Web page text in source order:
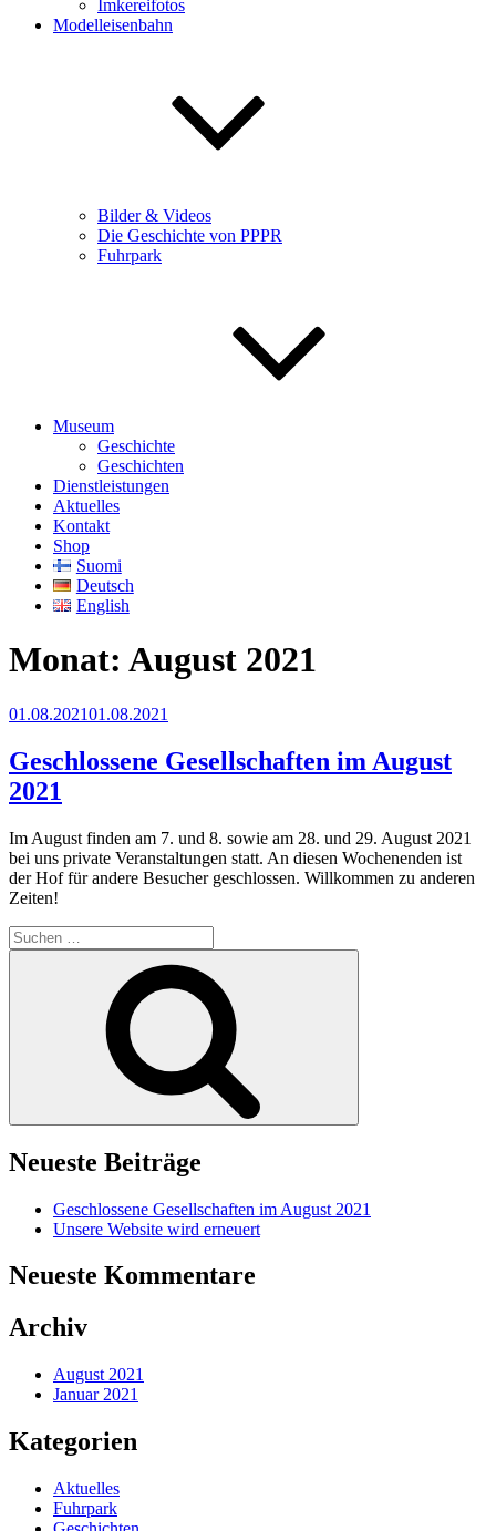
Imkereifotos
Modelleisenbahn
Bilder & Videos
Die Geschichte von PPPR
Fuhrpark
Museum
Geschichte
Geschichten
Dienstleistungen
Aktuelles
Kontakt
Shop
Suomi
Deutsch
English
Monat: August 2021
Veröffentlicht
01.08.202101.08.2021
Geschlossene Gesellschaften im August
2021
Im August finden am 7. und 8. sowie am 28. und 29. August 2021
bei uns private Veranstaltungen statt. An diesen Wochenenden ist
der Hof für andere Besucher geschlossen. Willkommen zu anderen
Zeiten!
Suche
nach:
Neueste Beiträge
Geschlossene Gesellschaften im August 2021
Unsere Website wird erneuert
Neueste Kommentare
Archiv
August 2021
Januar 2021
Kategorien
Aktuelles
Fuhrpark